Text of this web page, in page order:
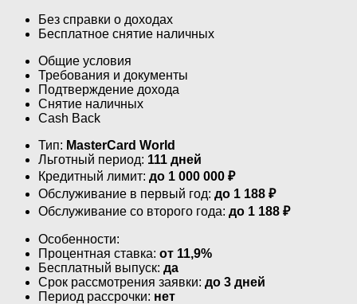
Без справки о доходах
Бесплатное снятие наличных
Общие условия
Требования и документы
Подтверждение дохода
Снятие наличных
Cash Back
Тип: MasterСard World
Льготный период: 111 дней
Кредитный лимит: до 1 000 000 ₽
Обслуживание в первый год: до 1 188 ₽
Обслуживание со второго года: до 1 188 ₽
Особенности:
Процентная ставка: от 11,9%
Бесплатный выпуск: да
Срок рассмотрения заявки: до 3 дней
Период рассрочки: нет